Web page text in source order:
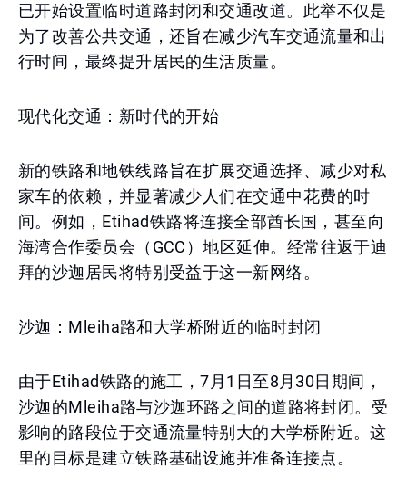
已开始设置临时道路封闭和交通改道。此举不仅是
为了改善公共交通，还旨在减少汽车交通流量和出
行时间，最终提升居民的生活质量。
现代化交通：新时代的开始
新的铁路和地铁线路旨在扩展交通选择、减少对私
家车的依赖，并显著减少人们在交通中花费的时
间。例如，Etihad铁路将连接全部酋长国，甚至向
海湾合作委员会（GCC）地区延伸。经常往返于迪
拜的沙迦居民将特别受益于这一新网络。
沙迦：Mleiha路和大学桥附近的临时封闭
由于Etihad铁路的施工，7月1日至8月30日期间，
沙迦的Mleiha路与沙迦环路之间的道路将封闭。受
影响的路段位于交通流量特别大的大学桥附近。这
里的目标是建立铁路基础设施并准备连接点。